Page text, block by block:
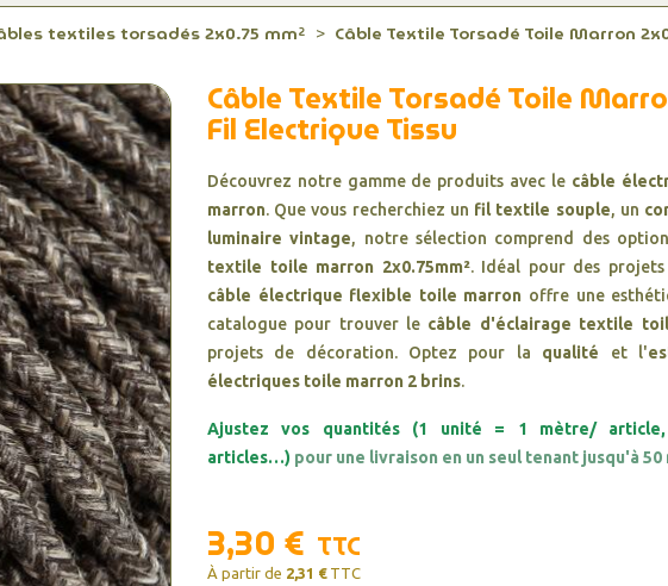
textiles torsadés 2x0.75 mm²
Câble Textile Torsadé Toile Marron
Câble Textile Torsadé Toile
Fil Electrique Tissu
Découvrez notre gamme de produits avec le câble
marron. Que vous recherchiez un fil textile souple, un
luminaire vintage, notre sélection comprend des
textile toile marron 2x0.75mm². Idéal pour des
câble électrique flexible toile marron offre une
catalogue pour trouver le câble d'éclairage textile
projets de décoration. Optez pour la qualité et l'
électriques toile marron 2 brins.
Ajustez vos quantités (1 unité = 1 mètre/
articles…) pour une livraison en un seul tenant jusqu'à 50
3,30 € TTC
À partir de 2,31 € TTC